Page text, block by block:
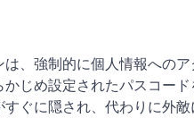
、強制的に個人情報への
じめ設定されたパスコー
ぐに隠され、代わりに外